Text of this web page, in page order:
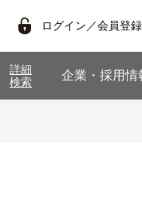
ログイン／会員登録
詳細
検索
企業・採用情